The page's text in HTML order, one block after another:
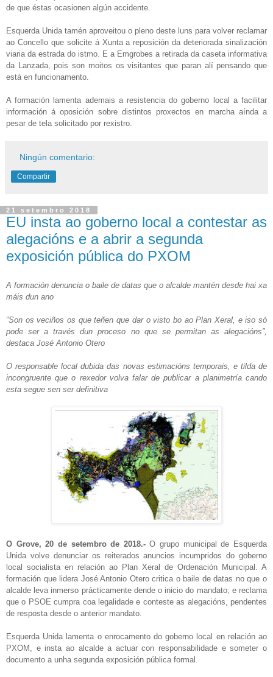
de que éstas ocasionen algún accidente.
Esquerda Unida tamén aproveitou o pleno deste luns para volver reclamar
ao Concello que solicite á Xunta a reposición da deteriorada sinalización
viaria da estrada do istmo. E a Emgrobes a retirada da caseta informativa
da Lanzada, pois son moitos os visitantes que paran alí pensando que
está en funcionamento.
A formación lamenta ademais a resistencia do goberno local a facilitar
información á oposición sobre distintos proxectos en marcha aínda a
pesar de tela solicitado por rexistro.
Ningún comentario:
Compartir
21 setembro 2018
EU insta ao goberno local a contestar as
alegacións e a abrir a segunda
exposición pública do PXOM
A formación denuncia o baile de datas que o alcalde mantén desde hai xa
máis dun ano
“Son os veciños os que teñen que dar o visto bo ao Plan Xeral, e iso só
pode ser a través dun proceso no que se permitan as alegacións”,
destaca José Antonio Otero
O responsable local dubida das novas estimacións temporais, e tilda de
incongruente que o rexedor volva falar de publicar a planimetría cando
esta segue sen ser definitiva
O Grove, 20 de setembro de 2018.-O grupo municipal de Esquerda
Unida volve denunciar os reiterados anuncios incumpridos do goberno
local socialista en relación ao Plan Xeral de Ordenación Municipal. A
formación que lidera José Antonio Otero critica o baile de datas no que o
alcalde leva inmerso prácticamente dende o inicio do mandato; e reclama
que o PSOE cumpra coa legalidade e conteste as alegacións, pendentes
de resposta desde o anterior mandato.
Esquerda Unida lamenta o enrocamento do goberno local en relación ao
PXOM, e insta ao alcalde a actuar con responsabilidade e someter o
documento a unha segunda exposición pública formal.